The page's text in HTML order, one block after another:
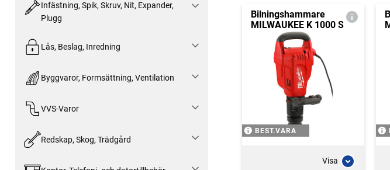
Infästning, Spik, Skruv, Nit, Expander,
Plugg
Lås, Beslag, Inredning
Byggvaror, Formsättning, Ventilation
VVS-Varor
Redskap, Skog, Trädgård
Bilningshammare
MILWAUKEE K 1000 S
BEST.VARA
Visa